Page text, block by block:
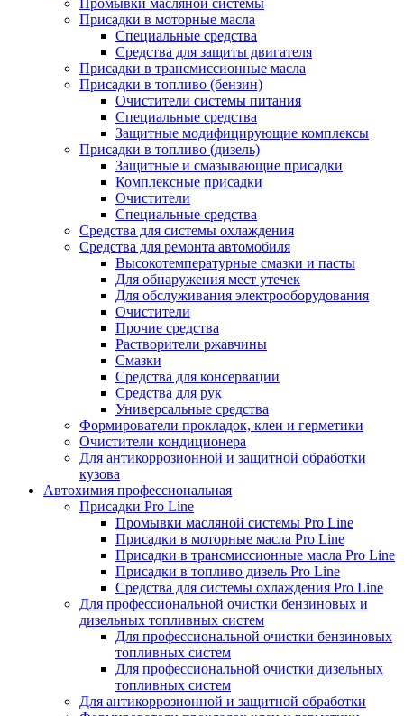
Присадки в моторные масла
Специальные средства
Средства для защиты двигателя
Присадки в трансмиссионные масла
Присадки в топливо (бензин)
Очистители системы питания
Специальные средства
Защитные модифицирующие комплексы
Присадки в топливо (дизель)
Защитные и смазывающие присадки
Комплексные присадки
Очистители
Специальные средства
Средства для системы охлаждения
Средства для ремонта автомобиля
Высокотемпературные смазки и пасты
Для обнаружения мест утечек
Для обслуживания электрооборудования
Очистители
Прочие средства
Растворители ржавчины
Смазки
Средства для консервации
Средства для рук
Универсальные средства
Формирователи прокладок, клеи и герметики
Очистители кондиционера
Для антикоррозионной и защитной обработки
кузова
Автохимия профессиональная
Присадки Pro Line
Промывки масляной системы Pro Line
Присадки в моторные масла Pro Line
Присадки в трансмиссионные масла Pro Line
Присадки в топливо дизель Pro Line
Средства для системы охлаждения Pro Line
Для профессиональной очистки бензиновых и
дизельных топливных систем
Для профессиональной очистки бензиновых
топливных систем
Для профессиональной очистки дизельных
топливных систем
Для антикоррозионной и защитной обработки